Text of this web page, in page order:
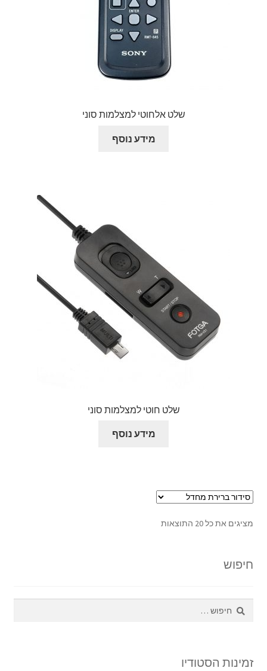
שלט אלחוטי למצלמות סוני
מידע נוסף
שלט חוטי למצלמות סוני
מידע נוסף
מציגים את כל ⁦20⁩ התוצאות
חיפוש
חיפוש:
זמינות הסטודיו